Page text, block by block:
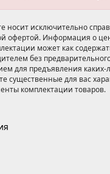
носит исключительно
офертой. Информация о
может как
без
для предъявления каких-
существенные для вас
комплектации товаров.